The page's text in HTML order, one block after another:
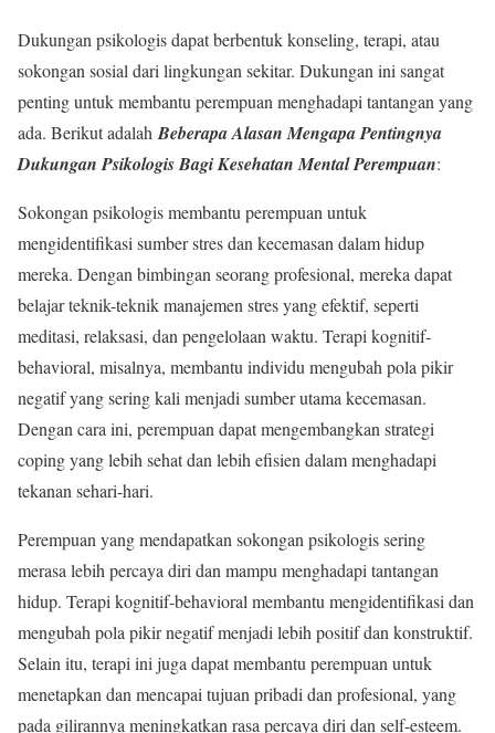
Dukungan psikologis dapat berbentuk konseling, terapi, atau
sokongan sosial dari lingkungan sekitar. Dukungan ini sangat
penting untuk membantu perempuan menghadapi tantangan yang
ada. Berikut adalah Beberapa Alasan Mengapa Pentingnya
Dukungan Psikologis Bagi Kesehatan Mental Perempuan:
Sokongan psikologis membantu perempuan untuk
mengidentifikasi sumber stres dan kecemasan dalam hidup
mereka. Dengan bimbingan seorang profesional, mereka dapat
belajar teknik-teknik manajemen stres yang efektif, seperti
meditasi, relaksasi, dan pengelolaan waktu. Terapi kognitif-
behavioral, misalnya, membantu individu mengubah pola pikir
negatif yang sering kali menjadi sumber utama kecemasan.
Dengan cara ini, perempuan dapat mengembangkan strategi
coping yang lebih sehat dan lebih efisien dalam menghadapi
tekanan sehari-hari.
Perempuan yang mendapatkan sokongan psikologis sering
merasa lebih percaya diri dan mampu menghadapi tantangan
hidup. Terapi kognitif-behavioral membantu mengidentifikasi dan
mengubah pola pikir negatif menjadi lebih positif dan konstruktif.
Selain itu, terapi ini juga dapat membantu perempuan untuk
menetapkan dan mencapai tujuan pribadi dan profesional, yang
pada gilirannya meningkatkan rasa percaya diri dan self-esteem.